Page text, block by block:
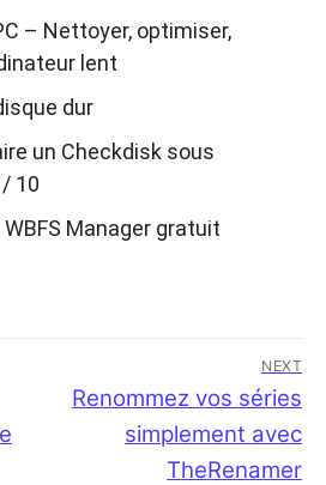
– Nettoyer, optimiser,
lent
dur
un Checkdisk sous
10
Manager gratuit
NEXT
Next
Renommez vos séries
simplement avec
TheRenamer